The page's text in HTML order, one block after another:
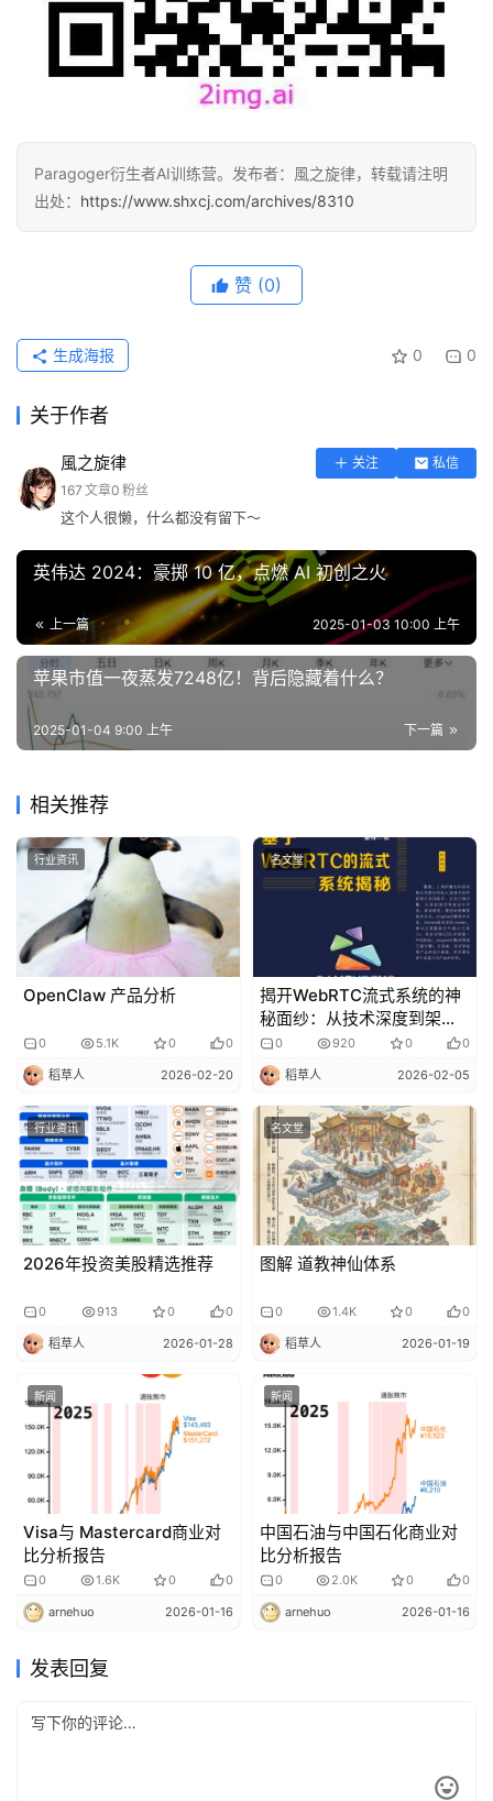
Paragoger衍生者AI训练营。发布者：風之旋律，转载请注明
出处： https://www.shxcj.com/archives/8310
赞 (0)
0 0
生成海报
关于作者
風之旋律 关注
私信
167 文章0 粉丝
这个人很懒，什么都没有留下～
英伟达 2024：豪掷 10 亿，点燃 AI 初创之火
上一篇 2025-01-03 10:00 上午
苹果市值一夜蒸发7248亿！背后隐藏着什么？
下一篇
2025-01-04 9:00 上午
相关推荐
行业资讯
OpenClaw 产品分析
0 5.1K 0 0
稻草人 2026-02-20
名文堂
揭开WebRTC流式系统的神
秘面纱：从技术深度到架构
创新
0 920 0 0
稻草人 2026-02-05
行业资讯
2026年投资美股精选推荐
0 913 0 0
稻草人 2026-01-28
名文堂
图解 道教神仙体系
0 1.4K 0 0
稻草人 2026-01-19
新闻
Visa与 Mastercard商业对
比分析报告
0 1.6K 0 0
arnehuo 2026-01-16
新闻
中国石油与中国石化商业对
比分析报告
0 2.0K 0 0
arnehuo 2026-01-16
发表回复